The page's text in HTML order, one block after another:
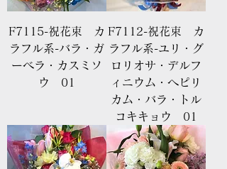
F7115-祝花束 カ
ラフル系-バラ・ガ
ーベラ・カスミソ
ウ 01
F7112-祝花束 カ
ラフル系-ユリ・グ
ロリオサ・デルフ
ィニウム・ヘピリ
カム・バラ・トル
コキキョウ 01